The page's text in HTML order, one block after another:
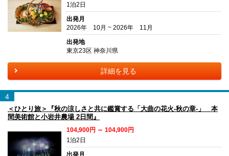
1泊2日
出発月
2026年 10月 ~ 2026年 11月
出発地
東京23区 神奈川県
詳細を見る
4
＜ひとり旅＞『秋の涼しさと共に鑑賞する「大曲の花火-秋の章-」 本
間美術館と小岩井農場 2日間』
104,900円 ～ 104,900円
1泊2日
出発月